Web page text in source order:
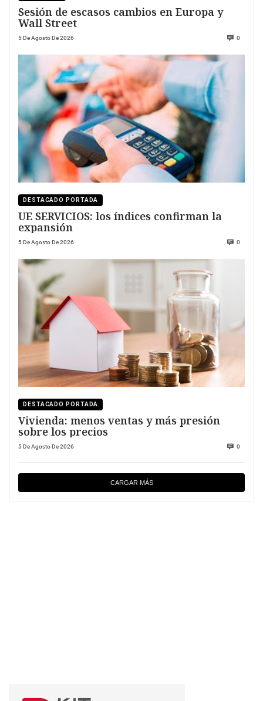
Sesión de escasos cambios en Europa y
Wall Street
5 De Agosto De 2026 0
DESTACADO PORTADA
UE SERVICIOS: los índices confirman la
expansión
5 De Agosto De 2026 0
DESTACADO PORTADA
Vivienda: menos ventas y más presión
sobre los precios
5 De Agosto De 2026 0
CARGAR MÁS